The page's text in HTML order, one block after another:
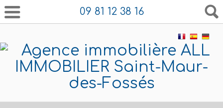
09 81 12 38 16